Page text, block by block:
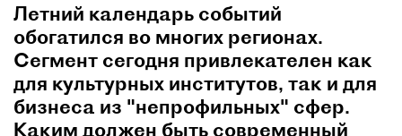
Летний календарь событий
обогатился во многих регионах.
Сегмент сегодня привлекателен как
для культурных институтов, так и для
бизнеса из "непрофильных" сфер.
Каким должен быть современный